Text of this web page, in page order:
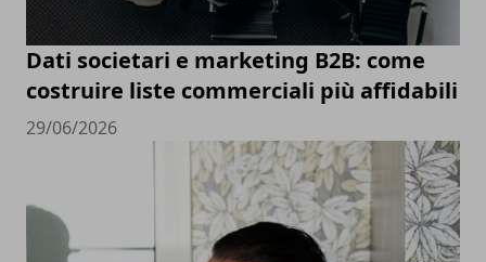
Dati societari e marketing B2B: come
costruire liste commerciali più affidabili
29/06/2026